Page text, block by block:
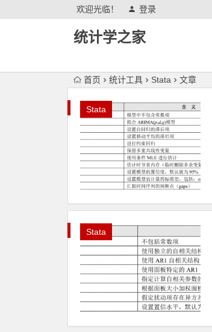
欢迎光临！ 登录
统计学之家
首页 统计工具 Stata 文章
Stata
Stata